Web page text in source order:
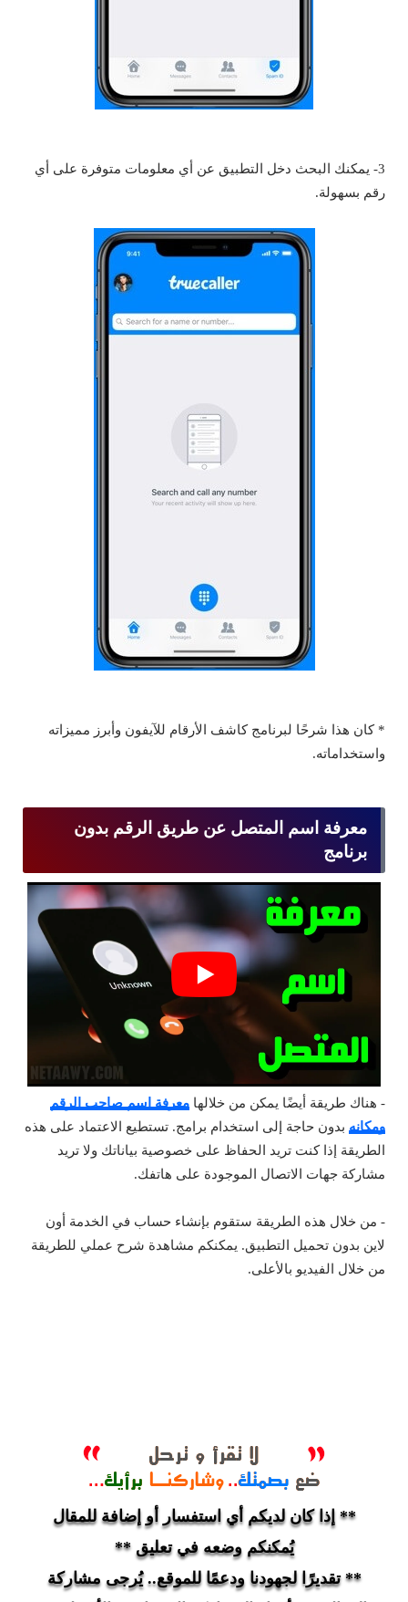
3- يمكنك البحث دخل التطبيق عن أي معلومات متوفرة على أي
رقم بسهولة.
* كان هذا شرحًا لبرنامج كاشف الأرقام للآيفون وأبرز مميزاته
واستخداماته.
معرفة اسم المتصل عن طريق الرقم بدون
برنامج
- هناك طريقة أيضًا يمكن من خلالها معرفة اسم صاحب الرقم
ومكانه بدون حاجة إلى استخدام برامج. تستطيع الاعتماد على هذه
الطريقة إذا كنت تريد الحفاظ على خصوصية بياناتك ولا تريد
مشاركة جهات الاتصال الموجودة على هاتفك.
- من خلال هذه الطريقة ستقوم بإنشاء حساب في الخدمة أون
لاين بدون تحميل التطبيق. يمكنكم مشاهدة شرح عملي للطريقة
من خلال الفيديو بالأعلى.
** إذا كان لديكم أي استفسار أو إضافة للمقال
يُمكنكم وضعه في تعليق **
** تقديرًا لجهودنا ودعمًا للموقع.. يُرجى مشاركة